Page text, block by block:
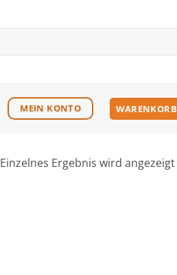
MEIN KONTO WARENKORB
Einzelnes Ergebnis wird angezeigt